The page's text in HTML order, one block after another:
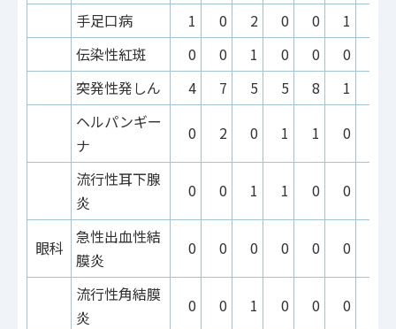
手足口病 1 0 2 0 0 1
伝染性紅斑
0 0 1 0 0 0
突発性発しん
4 7 5 5 8 1
ヘルパンギー
ナ
0 2 0 1 1 0
流行性耳下腺
炎
0 0 1 1 0 0
眼科
急性出血性結
膜炎
0 0 0 0 0 0
流行性角結膜
炎
0 0 1 0 0 0